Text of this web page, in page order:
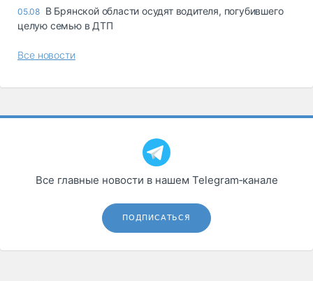
05.08 В Брянской области осудят водителя, погубившего
целую семью в ДТП
Все новости
Все главные новости в нашем Telegram‑канале
ПОДПИСАТЬСЯ